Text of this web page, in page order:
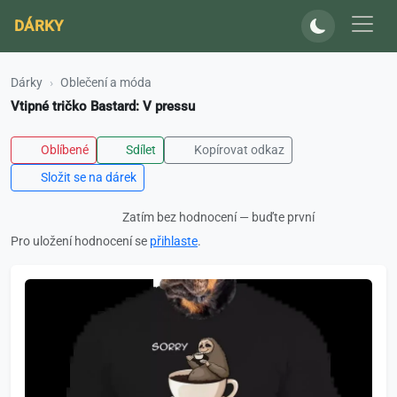
DÁRKY
Dárky Oblečení a móda
Vtipné tričko Bastard: V pressu
Oblíbené Sdílet
Kopírovat odkaz
Složit se na dárek
Zatím bez hodnocení — buďte první
Pro uložení hodnocení se přihlaste.